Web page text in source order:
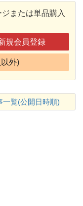
または単品購入
規会員登録
外)
一覧(公開日時順)